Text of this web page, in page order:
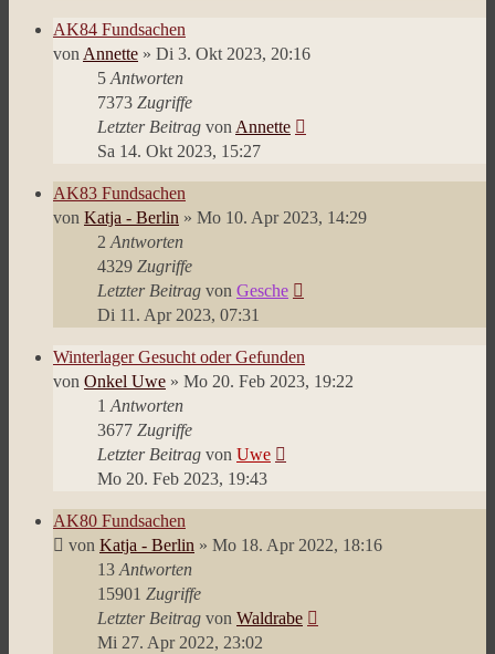
AK84 Fundsachen
vonAnnette » Di 3. Okt 2023, 20:16
5Antworten
7373 Zugriffe
Letzter Beitrag vonAnnette
Sa 14. Okt 2023, 15:27
AK83 Fundsachen
von Katja - Berlin » Mo 10. Apr 2023, 14:29
2Antworten
4329 Zugriffe
Letzter Beitrag von Gesche
Di 11. Apr 2023, 07:31
Winterlager Gesucht oder Gefunden
von Onkel Uwe » Mo 20. Feb 2023, 19:22
1Antworten
3677 Zugriffe
Letzter Beitrag von Uwe
Mo 20. Feb 2023, 19:43
AK80 Fundsachen
von Katja - Berlin » Mo 18. Apr 2022, 18:16
13Antworten
15901 Zugriffe
Letzter Beitrag von Waldrabe
Mi 27. Apr 2022, 23:02